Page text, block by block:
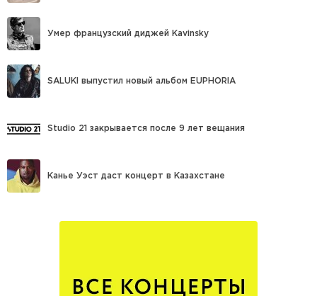
Умер французский диджей Kavinsky
SALUKI выпустил новый альбом EUPHORIA
Studio 21 закрывается после 9 лет вещания
Канье Уэст даст концерт в Казахстане